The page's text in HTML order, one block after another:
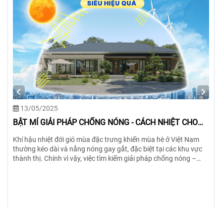
12/11/2024
Các phương pháp chống mối khi xây nhà hiệu quả nhất
Khám phá cách chống mối khi xây nhà hiệu quả từ HTcons. Bảo
vệ ngôi nhà của bạn khỏi mối mọt ngay từ giai đoạn đầu để đảm